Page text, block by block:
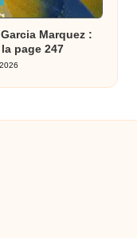
Marquez :
page 247